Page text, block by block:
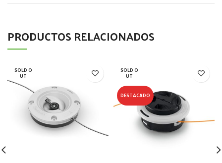
PRODUCTOS RELACIONADOS
SOLD O
UT
SOLD O
UT
DESTACADO